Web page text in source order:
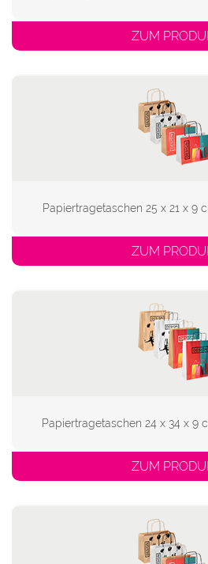
ZUM
Papiertragetaschen 25 x 21 x 9
ZUM
Papiertragetaschen 24 x 34 x 9
ZUM